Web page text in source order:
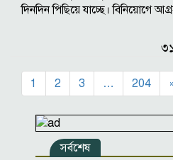
দিনদিন পিছিয়ে যাচ্ছে। বিনিয়োগে
1 2 3 … 204
সর্বশেষ